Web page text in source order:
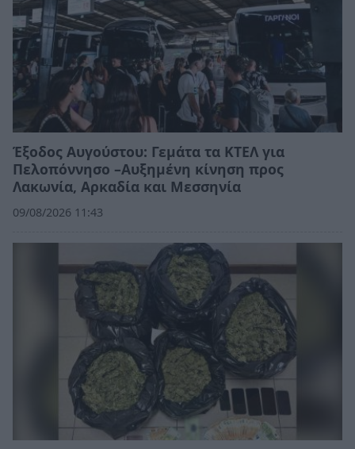
Έξοδος Αυγούστου: Γεμάτα τα ΚΤΕΛ για
Πελοπόννησο –Αυξημένη κίνηση προς
Λακωνία, Αρκαδία και Μεσσηνία
09/08/2026 11:43